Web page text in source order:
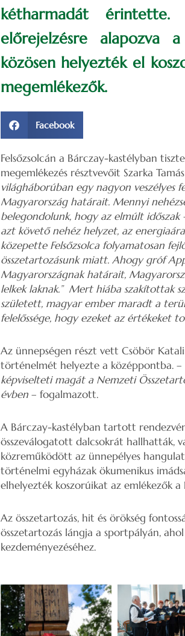
kétharmadát érintette.
előrejelzésre alapozva
közösen helyezték el
megemlékezők.
Facebook
Felsőzsolcán a Bárczay-kastélyban
megemlékezés résztvevőit Szarka
világháborúban egy nagyon veszélyes
Magyarország határait. Mennyi
belegondolunk, hogy az elmúlt
azt követő nehéz helyzet, az
közepette Felsőzsolca folyamatosan
összetartozásunk miatt. Ahogy gróf
Magyarországnak határait,
lelkek laknak.” Mert hiába szakítottak
született, magyar ember maradt a
felelőssége, hogy ezeket az értékeket
Az ünnepségen részt vett Csöbör
történelmét helyezte a középpontba. –
képviselteti magát a Nemzeti
évben– fogalmazott.
A Bárczay-kastélyban tartott
összeválogatott dalcsokrát hallhatták,
közreműködött az ünnepélyes
történelmi egyházak ökumenikus
elhelyezték koszorúikat az emlékezők
Az összetartozás, hit és örökség
összetartozás lángja a sportpályán,
kezdeményezéséhez.